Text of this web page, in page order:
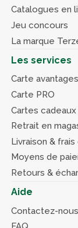
Catalogues en
Jeu concours
La marque
Les services
Carte avantages
Carte PRO
Cartes cadeaux
Retrait en
Livraison &
Moyens de
Retours &
Aide
Contactez-nous